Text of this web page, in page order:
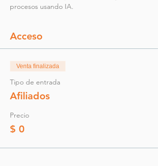
procesos usando IA.
Acceso
Venta finalizada
Tipo de entrada
Afiliados
Precio
$ 0